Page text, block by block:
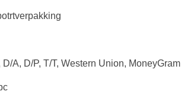
D/A, D/P, T/T, Western Union, MoneyGram